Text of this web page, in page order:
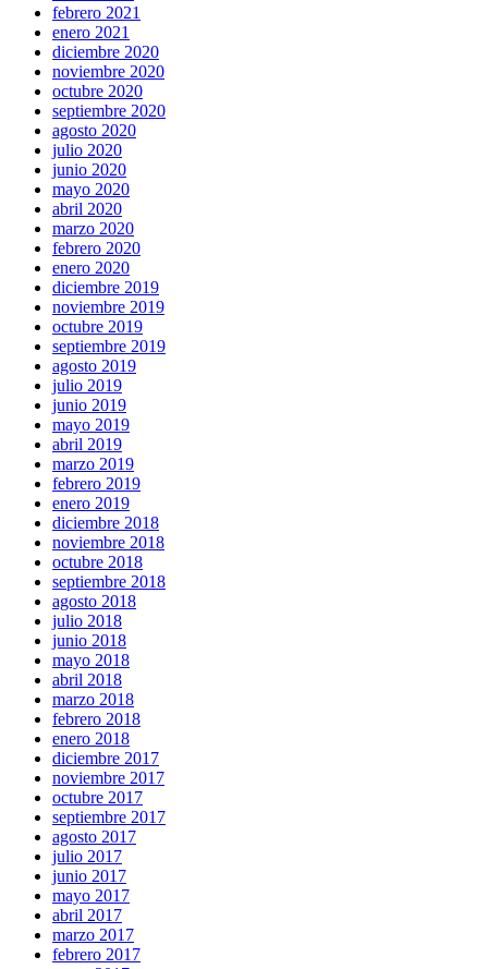
febrero 2021
enero 2021
diciembre 2020
noviembre 2020
octubre 2020
septiembre 2020
agosto 2020
julio 2020
junio 2020
mayo 2020
abril 2020
marzo 2020
febrero 2020
enero 2020
diciembre 2019
noviembre 2019
octubre 2019
septiembre 2019
agosto 2019
julio 2019
junio 2019
mayo 2019
abril 2019
marzo 2019
febrero 2019
enero 2019
diciembre 2018
noviembre 2018
octubre 2018
septiembre 2018
agosto 2018
julio 2018
junio 2018
mayo 2018
abril 2018
marzo 2018
febrero 2018
enero 2018
diciembre 2017
noviembre 2017
octubre 2017
septiembre 2017
agosto 2017
julio 2017
junio 2017
mayo 2017
abril 2017
marzo 2017
febrero 2017